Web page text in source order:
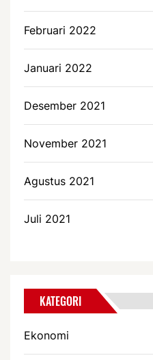
Februari 2022
Januari 2022
Desember 2021
November 2021
Agustus 2021
Juli 2021
KATEGORI
Ekonomi